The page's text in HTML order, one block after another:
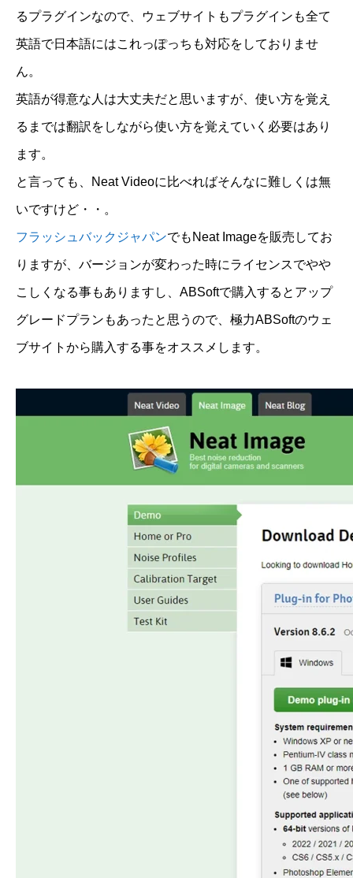
るプラグインなので、ウェブサイトもプラグインも全て
英語で日本語にはこれっぽっちも対応をしておりませ
ん。
英語が得意な人は大丈夫だと思いますが、使い方を覚え
るまでは翻訳をしながら使い方を覚えていく必要はあり
ます。
と言っても、Neat Videoに比べればそんなに難しくは無
いですけど・・。
フラッシュバックジャパンでもNeat Imageを販売してお
りますが、バージョンが変わった時にライセンスでやや
こしくなる事もありますし、ABSoftで購入するとアップ
グレードプランもあったと思うので、極力ABSoftのウェ
ブサイトから購入する事をオススメします。